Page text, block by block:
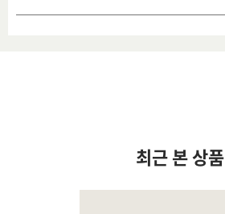
최근 본 상품